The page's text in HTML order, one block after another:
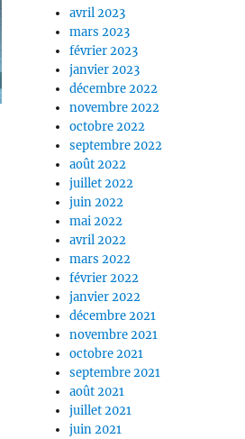
avril 2023
mars 2023
février 2023
janvier 2023
décembre 2022
novembre 2022
octobre 2022
septembre 2022
août 2022
juillet 2022
juin 2022
mai 2022
avril 2022
mars 2022
février 2022
janvier 2022
décembre 2021
novembre 2021
octobre 2021
septembre 2021
août 2021
juillet 2021
juin 2021